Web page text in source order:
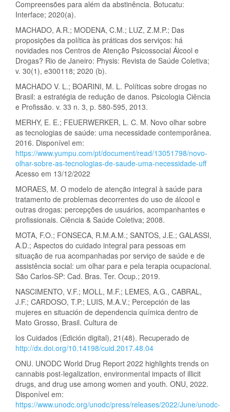
Compreensões para além da abstinência. Botucatu:
Interface; 2020(a).
MACHADO, A.R.; MODENA, C.M.; LUZ, Z.M.P.; Das
proposições da política às práticas dos serviços: há
novidades nos Centros de Atenção Psicossocial Álcool e
Drogas? Rio de Janeiro: Physis: Revista de Saúde Coletiva;
v. 30(1), e300118; 2020 (b).
MACHADO V. L.; BOARINI, M. L. Políticas sobre drogas no
Brasil: a estratégia de redução de danos. Psicologia Ciência
e Profissão. v. 33 n. 3, p. 580-595, 2013.
MERHY, E. E.; FEUERWERKER, L. C. M. Novo olhar sobre
as tecnologias de saúde: uma necessidade contemporânea.
2016. Disponível em:
https://www.yumpu.com/pt/document/read/13051798/novo-
olhar-sobre-as-tecnologias-de-saude-uma-necessidade-uff
Acesso em 13/12/2022
MORAES, M. O modelo de atenção integral à saúde para
tratamento de problemas decorrentes do uso de álcool e
outras drogas: percepções de usuários, acompanhantes e
profissionais. Ciência & Saúde Coletiva; 2008.
MOTA, F.O.; FONSECA, R.M.A.M.; SANTOS, J.E.; GALASSI,
A.D.; Aspectos do cuidado integral para pessoas em
situação de rua acompanhadas por serviço de saúde e de
assistência social: um olhar para e pela terapia ocupacional.
São Carlos-SP: Cad. Bras. Ter. Ocup.; 2019.
NASCIMENTO, V.F.; MOLL, M.F.; LEMES, A.G., CABRAL,
J.F.; CARDOSO, T.P.; LUIS, M.A.V.; Percepción de las
mujeres en situación de dependencia química dentro de
Mato Grosso, Brasil. Cultura de
los Cuidados (Edición digital), 21(48). Recuperado de
http://dx.doi.org/10.14198/cuid.2017.48.04
ONU. UNODC World Drug Report 2022 highlights trends on
cannabis post-legalization, environmental impacts of illicit
drugs, and drug use among women and youth. ONU, 2022.
Disponível em:
https://www.unodc.org/unodc/press/releases/2022/June/unodc-